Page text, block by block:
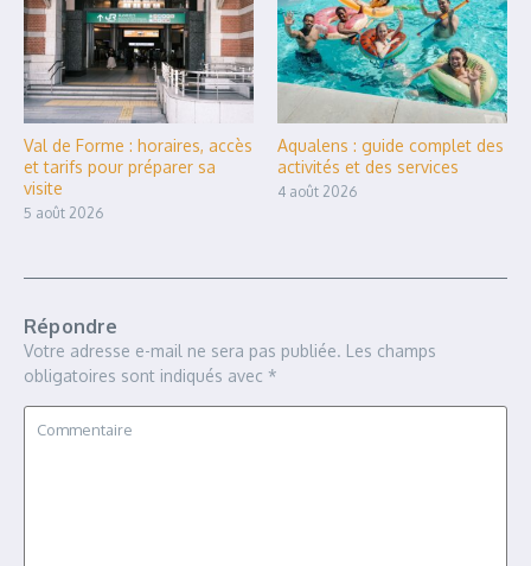
Val de Forme : horaires, accès
et tarifs pour préparer sa
visite
5 août 2026
Aqualens : guide complet des
activités et des services
4 août 2026
Répondre
Votre adresse e-mail ne sera pas publiée. Les champs
obligatoires sont indiqués avec *